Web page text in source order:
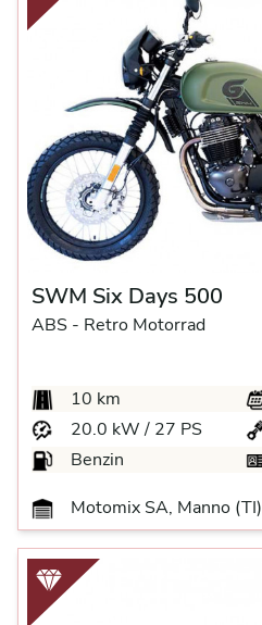
SWM Six Days 500
ABS - Retro Motorrad
10 km
20.0 kW / 27 PS
Benzin
Motomix SA, Manno (TI)